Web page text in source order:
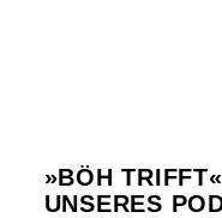
»BÖH
UNSERES